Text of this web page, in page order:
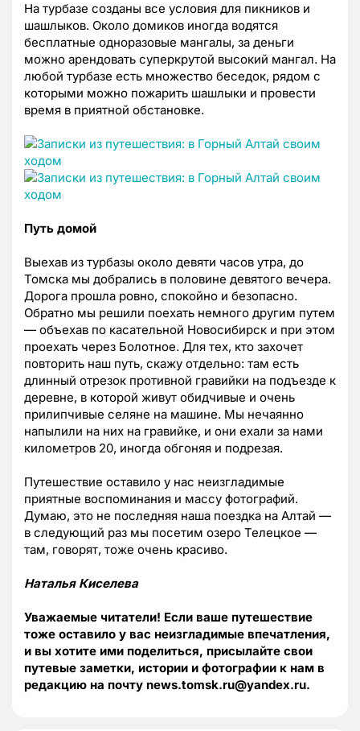
На турбазе созданы все условия для пикников и
шашлыков. Около домиков иногда водятся
бесплатные одноразовые мангалы, за деньги
можно арендовать суперкрутой высокий мангал. На
любой турбазе есть множество беседок, рядом с
которыми можно пожарить шашлыки и провести
время в приятной обстановке.
Путь домой
Выехав из турбазы около девяти часов утра, до
Томска мы добрались в половине девятого вечера.
Дорога прошла ровно, спокойно и безопасно.
Обратно мы решили поехать немного другим путем
— объехав по касательной Новосибирск и при этом
проехать через Болотное. Для тех, кто захочет
повторить наш путь, скажу отдельно: там есть
длинный отрезок противной гравийки на подъезде к
деревне, в которой живут обидчивые и очень
прилипчивые селяне на машине. Мы нечаянно
напылили на них на гравийке, и они ехали за нами
километров 20, иногда обгоняя и подрезая.
Путешествие оставило у нас неизгладимые
приятные воспоминания и массу фотографий.
Думаю, это не последняя наша поездка на Алтай —
в следующий раз мы посетим озеро Телецкое —
там, говорят, тоже очень красиво.
Наталья Киселева
Уважаемые читатели! Если ваше путешествие
тоже оставило у вас неизгладимые впечатления,
и вы хотите ими поделиться, присылайте свои
путевые заметки, истории и фотографии к нам в
редакцию на почту news.tomsk.ru@yandex.ru.